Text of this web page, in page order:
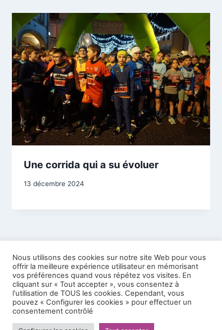
Une corrida qui a su évoluer
13 décembre 2024
© 2026 Athlé Vosges Pays de Remiremont -
Mentions légales
Nous utilisons des cookies sur notre site Web pour vous
offrir la meilleure expérience utilisateur en mémorisant
vos préférences quand vous répétez vos visites. En
cliquant sur « Tout accepter », vous consentez à
l'utilisation de TOUS les cookies. Cependant, vous
pouvez « Configurer les cookies » pour effectuer un
consentement contrôlé